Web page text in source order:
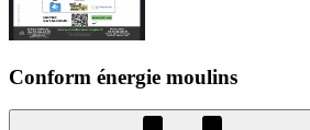
Conform énergie moulins